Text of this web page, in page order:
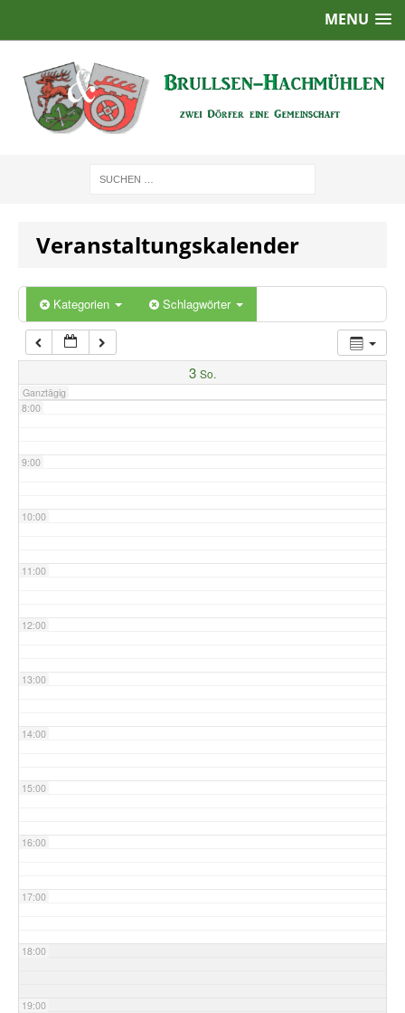
MENU
Veranstaltungskalender
Kategorien Schlagwörter
3 So.
Ganztägig
2:00
5:00
7:00
8:00
9:00
10:00
11:00
12:00
13:00
14:00
15:00
16:00
17:00
18:00
19:00